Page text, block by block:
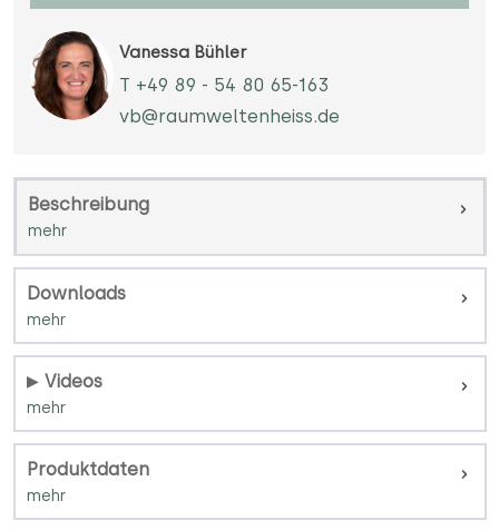
Vanessa Bühler
T +49 89 - 54 80 65-163
vb@raumweltenheiss.de
Beschreibung
Downloads
Videos
Produktdaten